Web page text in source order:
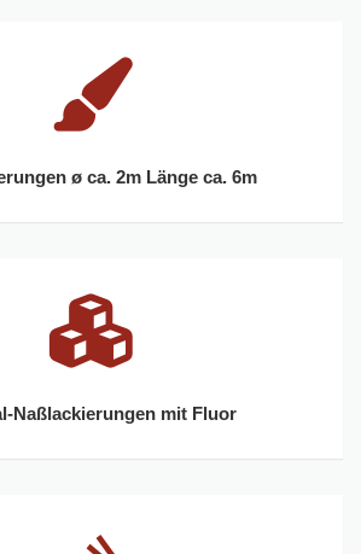
ø ca. 2m Länge ca. 6m
Naßlackierungen mit Fluor